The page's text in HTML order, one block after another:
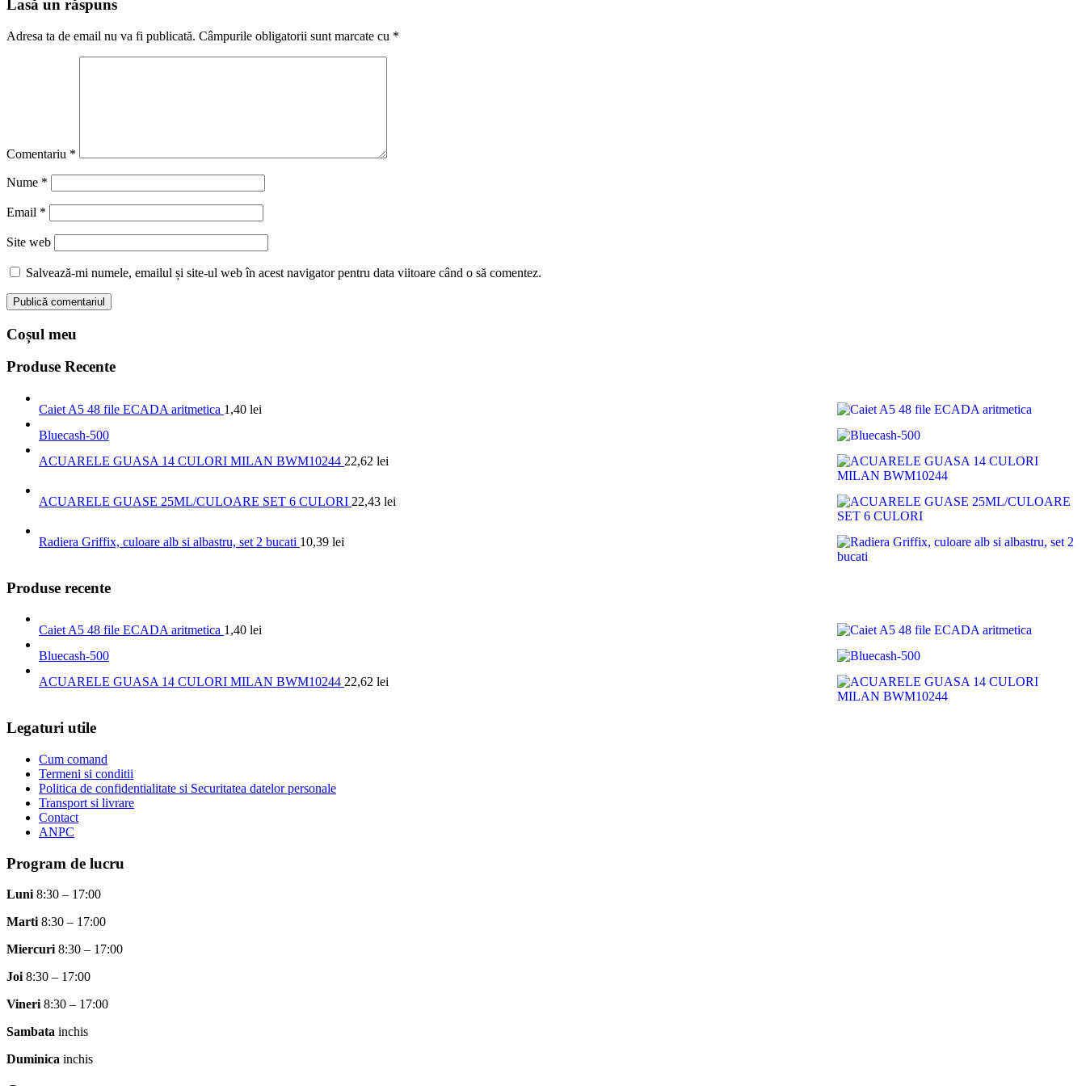
Lasă un răspuns
Adresa ta de email nu va fi publicată. Câmpurile obligatorii sunt marcate cu *
Comentariu *
Nume *
Email *
Site web
Salvează-mi numele, emailul și site-ul web în acest navigator pentru data viitoare când o să comentez.
Coșul meu
Produse Recente
Caiet A5 48 file ECADA aritmetica 1,40 lei
Bluecash-500
ACUARELE GUASA 14 CULORI MILAN BWM10244 22,62 lei
ACUARELE GUASE 25ML/CULOARE SET 6 CULORI 22,43 lei
Radiera Griffix, culoare alb si albastru, set 2 bucati 10,39 lei
Produse recente
Caiet A5 48 file ECADA aritmetica 1,40 lei
Bluecash-500
ACUARELE GUASA 14 CULORI MILAN BWM10244 22,62 lei
Legaturi utile
Cum comand
Termeni si conditii
Politica de confidentialitate si Securitatea datelor personale
Transport si livrare
Contact
ANPC
Program de lucru
Luni 8:30 – 17:00
Marti 8:30 – 17:00
Miercuri 8:30 – 17:00
Joi 8:30 – 17:00
Vineri 8:30 – 17:00
Sambata inchis
Duminica inchis